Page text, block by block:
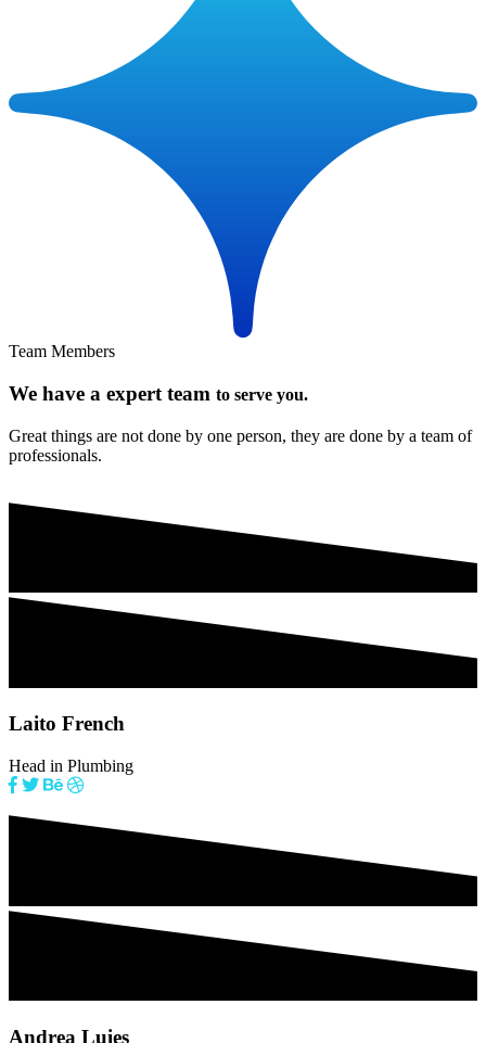
Team Members
We have a expert team to serve you.
Great things are not done by one person, they are done by a team of
professionals.
Laito French
Head in Plumbing
Andrea Luies